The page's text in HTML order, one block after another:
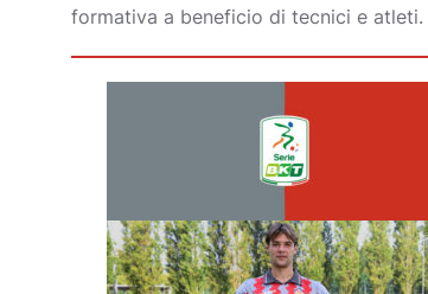
formativa a beneficio di tecnici e atleti.